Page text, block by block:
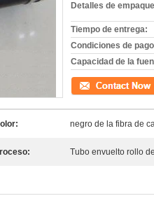
Detalles de
Tiempo de entrega:
Condiciones de
Capacidad de la
Contacto
negro de la fibra de
Tubo envuelto rollo